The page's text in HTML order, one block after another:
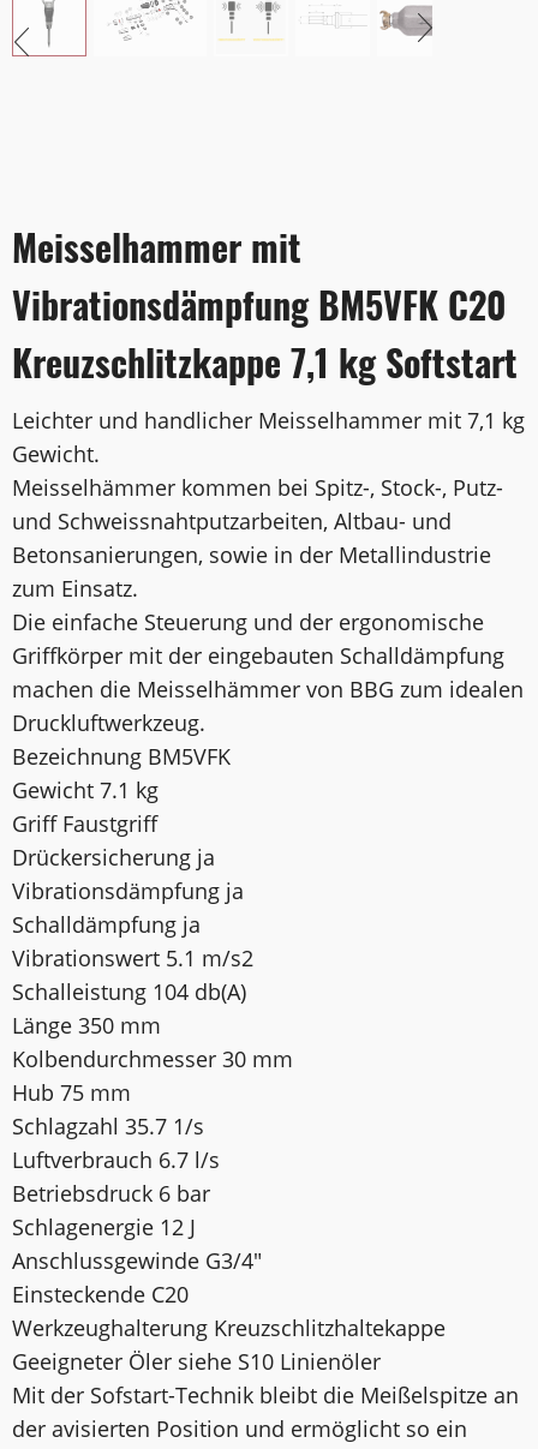
Meisselhammer mit
Vibrationsdämpfung BM5VFK C20
Kreuzschlitzkappe 7,1 kg Softstart
Leichter und handlicher Meisselhammer mit 7,1 kg
Gewicht.
Meisselhämmer kommen bei Spitz-, Stock-, Putz-
und Schweissnahtputzarbeiten, Altbau- und
Betonsanierungen, sowie in der Metallindustrie
zum Einsatz.
Die einfache Steuerung und der ergonomische
Griffkörper mit der eingebauten Schalldämpfung
machen die Meisselhämmer von BBG zum idealen
Druckluftwerkzeug.
Bezeichnung BM5VFK
Gewicht 7.1 kg
Griff Faustgriff
Drückersicherung ja
Vibrationsdämpfung ja
Schalldämpfung ja
Vibrationswert 5.1 m/s2
Schalleistung 104 db(A)
Länge 350 mm
Kolbendurchmesser 30 mm
Hub 75 mm
Schlagzahl 35.7 1/s
Luftverbrauch 6.7 l/s
Betriebsdruck 6 bar
Schlagenergie 12 J
Anschlussgewinde G3/4"
Einsteckende C20
Werkzeughalterung Kreuzschlitzhaltekappe
Geeigneter Öler siehe S10 Linienöler
Mit der Sofstart-Technik bleibt die Meißelspitze an
der avisierten Position und ermöglicht so ein